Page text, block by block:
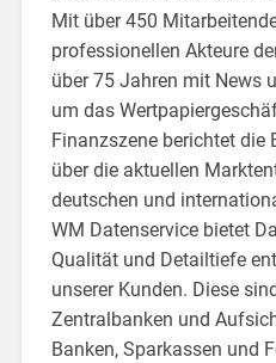
Mit über 450
professionellen Akteure
über 75 Jahren mit News
um das
Finanzszene berichtet die
über die aktuellen
deutschen und
WM Datenservice bietet
Qualität und Detailtiefe
unserer Kunden. Diese
Zentralbanken und
Banken, Sparkassen und